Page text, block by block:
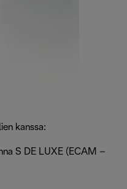
kanssa:
S DE LUXE (ECAM –